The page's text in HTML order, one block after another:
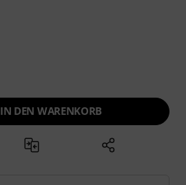
IN DEN WARENKORB